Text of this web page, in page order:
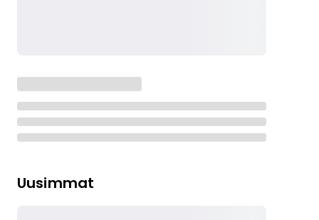
Uusimmat